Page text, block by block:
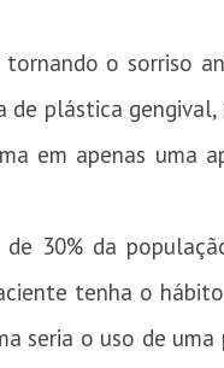
o sorriso
de plástica gengival,
em apenas uma
30% da
tenha o
seria o uso de uma